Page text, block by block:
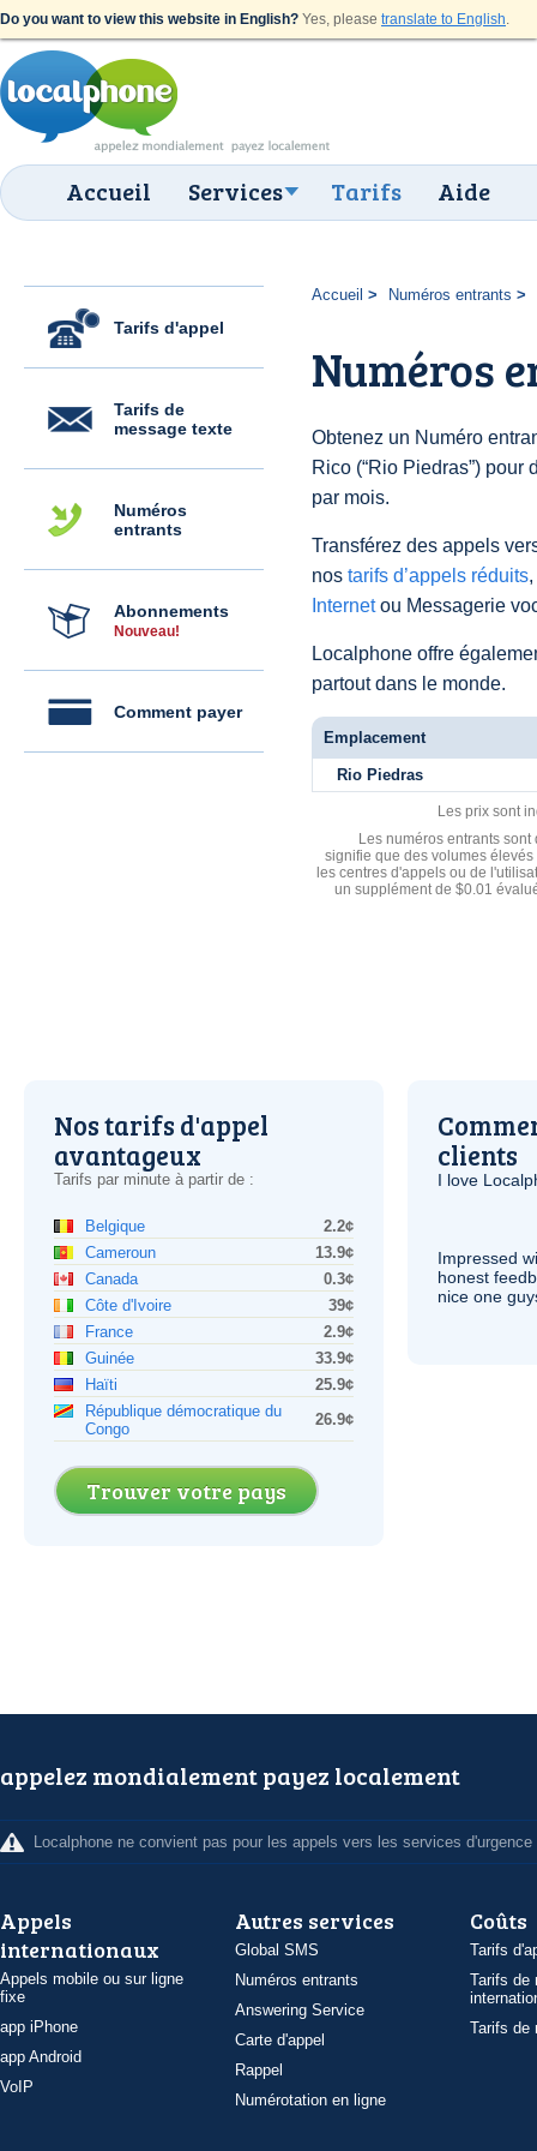
Do you want to view this website in English? Yes, please translate to English.
Accueil Services Tarifs Aide
Tarifs d'appel
Tarifs de
message texte
Numéros
entrants
Abonnements
Nouveau!
Comment payer
Accueil Numéros entrants
Numéros
Obtenez un Numéro
Rico (“Rio Piedras”) pour
par mois.
Transférez des appels
nos tarifs d’appels réduits
Internetou Messagerie
Localphone offre
partout dans le monde.
Emplacement
Rio Piedras
Les prix sont
Les numéros entrants
signifie que des volumes
les centres d'appels ou de
un supplément de $0.01
Nos tarifs d'appel
avantageux
Tarifs par minute à partir de :
Belgique
2.2¢
Cameroun
13.9¢
Canada
0.3¢
Côte d'Ivoire
39¢
France
2.9¢
Guinée
33.9¢
Haïti
25.9¢
République démocratique du
Congo
26.9¢
Trouver votre pays
clients
I love
Impressed
honest
nice one
appelez mondialement payez localement
Localphone ne convient pas pour les appels vers les services d'urgence
Appels
internationaux
Appels mobile ou sur ligne
fixe
app iPhone
app Android
VoIP
Autres services
Global SMS
Numéros entrants
Answering Service
Carte d'appel
Rappel
Numérotation en ligne
Coûts
Tarifs
Tarifs de
Tarifs de